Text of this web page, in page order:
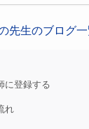
先生のブログ
に登録する
れ